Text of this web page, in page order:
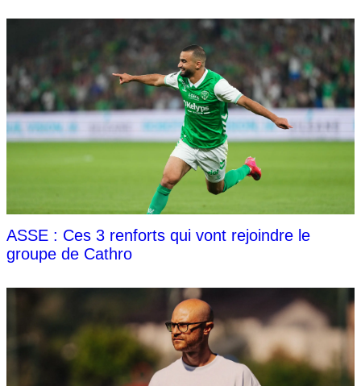
ASSE : Ces 3 renforts qui vont rejoindre le
groupe de Cathro